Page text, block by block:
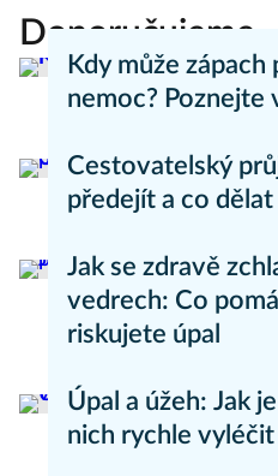
Doporučujeme
Kdy může
nemoc? Poznejte
Cestovatelský
předejít a co dělat
Jak se zdravě
vedrech: Co
riskujete úpal
Pavla Skurovcová
Úpal a úžeh: Jak
nich rychle vyléčit